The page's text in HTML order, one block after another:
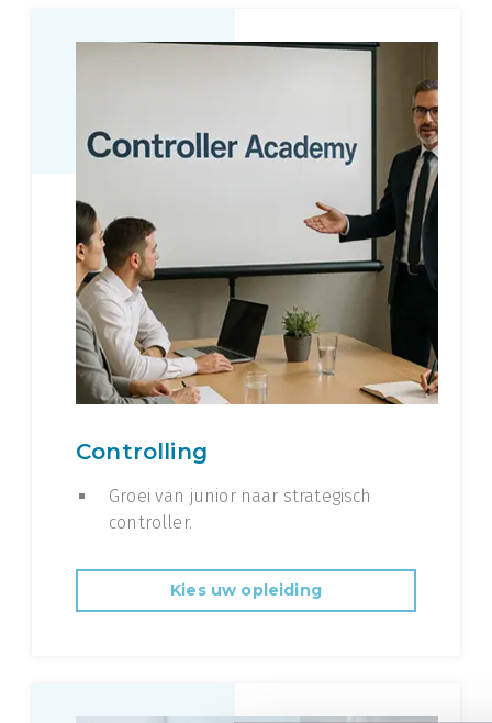
Controlling
Groei van junior naar strategisch
controller.
Kies uw opleiding